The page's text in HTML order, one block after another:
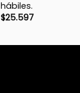
hábiles.
$25.597